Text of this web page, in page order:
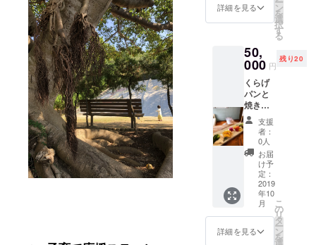
方へ
のを
クール
便でお
届けい
たしま
す。 ま
た、沖
縄の自
然の恵
みを詰
め込ん
だオリ
ジナル
のドラ
イフラ
ワー
リース
身は、
くらげ
パンの
ナルパ
ン数種
類と、
焼き菓
子数種
類をご
用意い
たしま
す。 く
らげパ
ン特製
の、自
家製焼
き菓子
が楽し
める
チャン
詳細を見る ン
を
選
択
す
る
50,
000 円
残り20
くらげ
パンと
焼き菓
子のお
まかせ
詰め合
わせ
セット
＋オリ
ジナル
リース
cotono
waラン
チペア
支援
者：
0人
お届
け予
定：
2019
年10
月
詳細を見る
こ
の
リ
タ
ー
ン
を
選